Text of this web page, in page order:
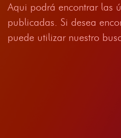
Aqui podrá encontrar las
publicadas. Si desea
puede utilizar nuestro